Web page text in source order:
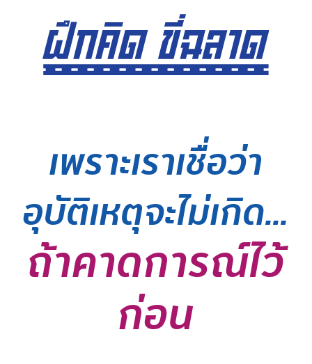
เพราะเราเชื่อว่า
อุบัติเหตุจะไม่เกิด...
ถ้าคาดการณ์ไว้
ก่อน